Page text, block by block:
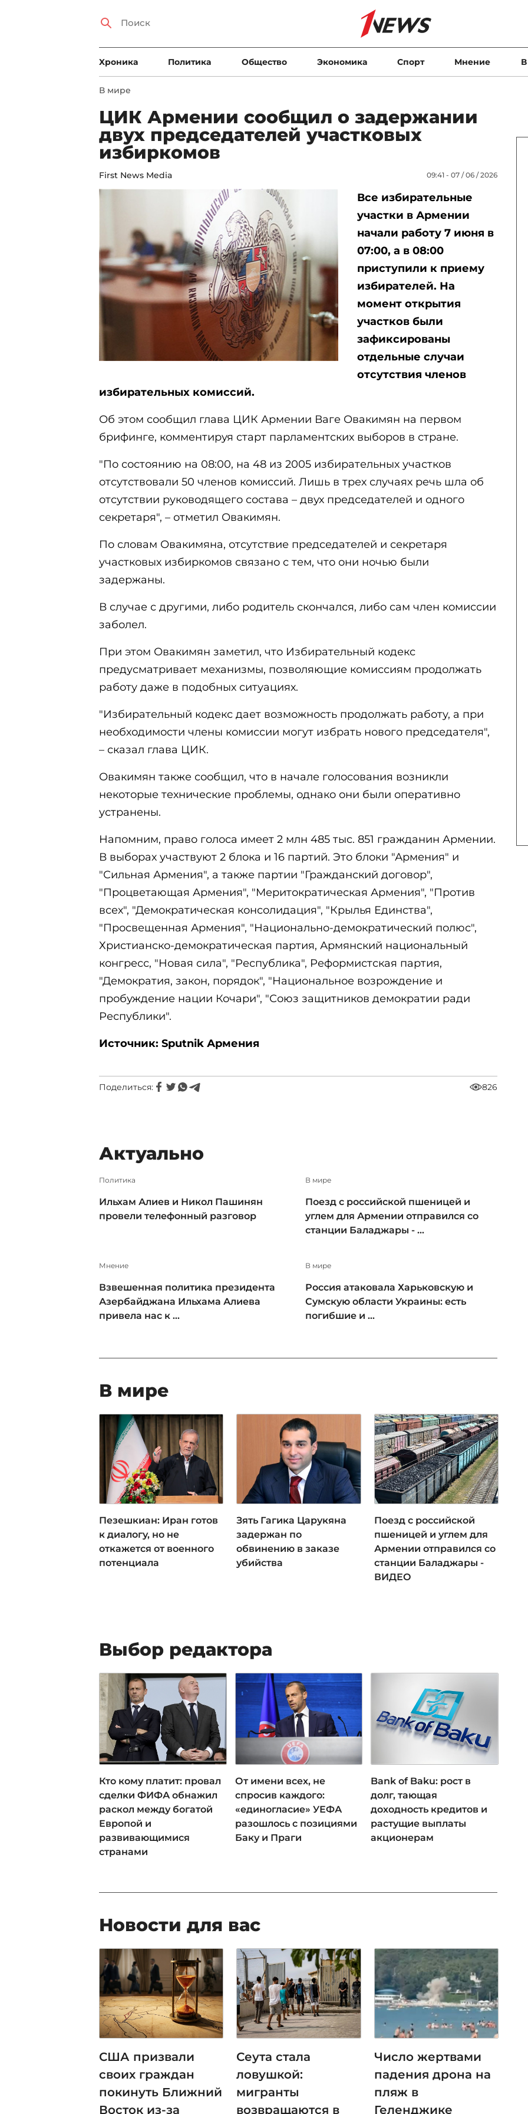
Xроника Политика Общество Экономика Спорт Мнение
В мире
ЦИК Армении сообщил о задержании
двух председателей участковых
избиркомов
First News Media 09:41 - 07 / 06 / 2026
Все избирательные
участки в Армении
начали работу 7 июня в
07:00, а в 08:00
приступили к приему
избирателей. На
момент открытия
участков были
зафиксированы
отдельные случаи
отсутствия членов
избирательных комиссий.
Об этом сообщил глава ЦИК Армении Ваге Овакимян на первом
брифинге, комментируя старт парламентских выборов в стране.
"По состоянию на 08:00, на 48 из 2005 избирательных участков
отсутствовали 50 членов комиссий. Лишь в трех случаях речь шла об
отсутствии руководящего состава – двух председателей и одного
секретаря", – отметил Овакимян.
По словам Овакимяна, отсутствие председателей и секретаря
участковых избиркомов связано с тем, что они ночью были
задержаны.
В случае с другими, либо родитель скончался, либо сам член комиссии
заболел.
При этом Овакимян заметил, что Избирательный кодекс
предусматривает механизмы, позволяющие комиссиям продолжать
работу даже в подобных ситуациях.
"Избирательный кодекс дает возможность продолжать работу, а при
необходимости члены комиссии могут избрать нового председателя",
– сказал глава ЦИК.
Овакимян также сообщил, что в начале голосования возникли
некоторые технические проблемы, однако они были оперативно
устранены.
Напомним, право голоса имеет 2 млн 485 тыс. 851 гражданин Армении.
В выборах участвуют 2 блока и 16 партий. Это блоки "Армения" и
"Сильная Армения", а также партии "Гражданский договор",
"Процветающая Армения", "Меритократическая Армения", "Против
всех", "Демократическая консолидация", "Крылья Единства",
"Просвещенная Армения", "Национально-демократический полюс",
Христианско-демократическая партия, Армянский национальный
конгресс, "Новая сила", "Республика", Реформистская партия,
"Демократия, закон, порядок", "Национальное возрождение и
пробуждение нации Кочари", "Союз защитников демократии ради
Республики".
Источник: Sputnik Армения
Поделиться: 826
Актуально
Политика
Ильхам Алиев и Никол Пашинян
провели телефонный разговор
В мире
Поезд с российской пшеницей и
углем для Армении отправился со
станции Баладжары - ...
Мнение
Взвешенная политика президента
Азербайджана Ильхама Алиева
привела нас к ...
В мире
Россия атаковала Харьковскую и
Сумскую области Украины: есть
погибшие и ...
В мире
Пезешкиан: Иран готов
к диалогу, но не
откажется от военного
потенциала
Зять Гагика Царукяна
задержан по
обвинению в заказе
убийства
Поезд с российской
пшеницей и углем для
Армении отправился со
станции Баладжары -
ВИДЕО
Выбор редактора
Кто кому платит: провал
сделки ФИФА обнажил
раскол между богатой
Европой и
развивающимися
странами
От имени всех, не
спросив каждого:
«единогласие» УЕФА
разошлось с позициями
Баку и Праги
Bank of Baku: рост в
долг, тающая
доходность кредитов и
растущие выплаты
акционерам
Новости для вас
США призвали
своих граждан
покинуть Ближний
Восток из-за
Сеута стала
ловушкой:
мигранты
возвращаются в
Число жертвами
падения дрона на
пляж в
Геленджике